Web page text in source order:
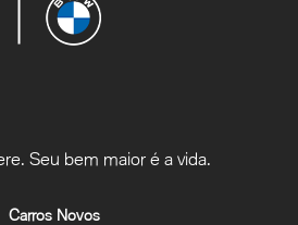
Seu bem maior é a vida.
Carros Novos